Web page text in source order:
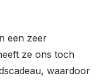
een zeer
ze ons toch
waardoor